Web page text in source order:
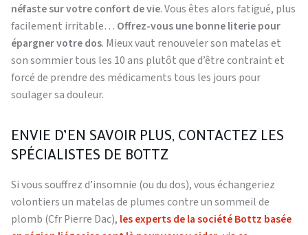
néfaste sur votre confort de vie. Vous êtes alors fatigué, plus
facilement irritable… Offrez-vous une bonne literie pour
épargner votre dos. Mieux vaut renouveler son matelas et
son sommier tous les 10 ans plutôt que d’être contraint et
forcé de prendre des médicaments tous les jours pour
soulager sa douleur.
ENVIE D’EN SAVOIR PLUS, CONTACTEZ LES
SPÉCIALISTES DE BOTTZ
Si vous souffrez d’insomnie (ou du dos), vous échangeriez
volontiers un matelas de plumes contre un sommeil de
plomb (Cfr Pierre Dac), les experts de la société Bottz basée